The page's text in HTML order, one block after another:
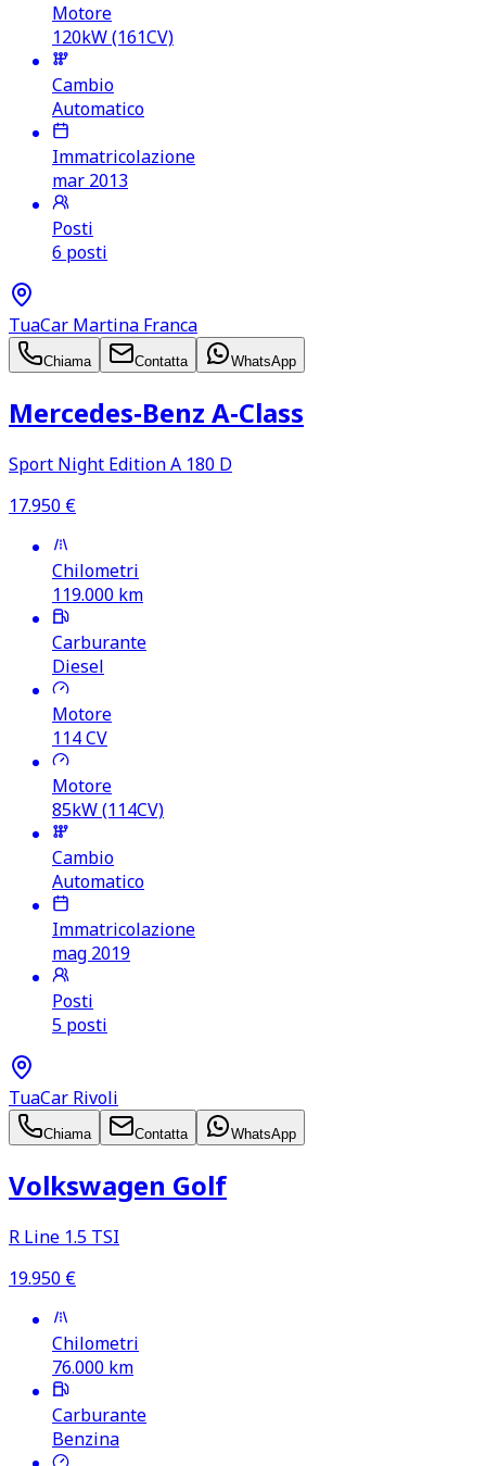
Motore
120kW (161CV)
Cambio
Automatico
Immatricolazione
mar 2013
Posti
6 posti
TuaCar Martina Franca
Chiama Contatta WhatsApp
Mercedes‑Benz A‑Class
Sport Night Edition A 180 D
17.950 €
Chilometri
119.000 km
Carburante
Diesel
Motore
114CV
Motore
85kW (114CV)
Cambio
Automatico
Immatricolazione
mag 2019
Posti
5 posti
TuaCar Rivoli
Chiama Contatta WhatsApp
Volkswagen Golf
R Line 1.5 TSI
19.950 €
Chilometri
76.000 km
Carburante
Benzina